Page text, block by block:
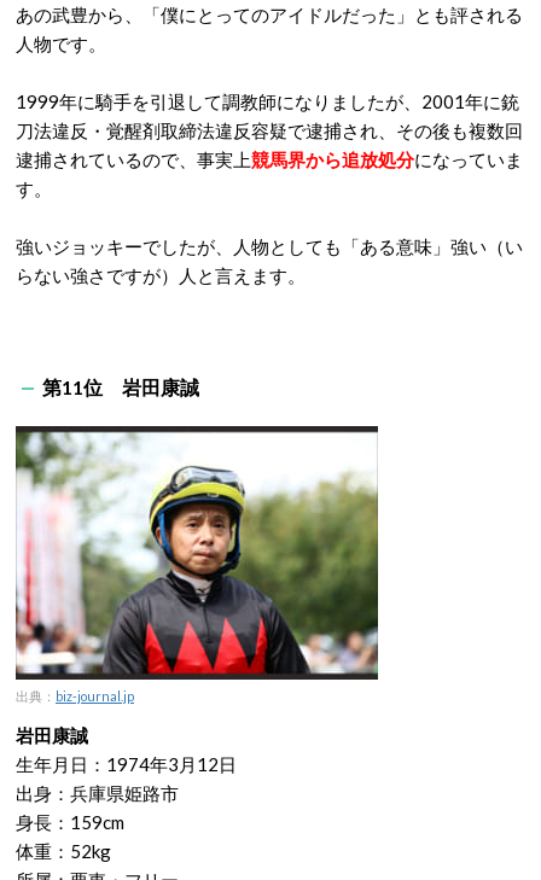
あの武豊から、「僕にとってのアイドルだった」とも評される
人物です。
1999年に騎手を引退して調教師になりましたが、2001年に銃
刀法違反・覚醒剤取締法違反容疑で逮捕され、その後も複数回
逮捕されているので、事実上競馬界から追放処分になっていま
す。
強いジョッキーでしたが、人物としても「ある意味」強い（い
らない強さですが）人と言えます。
第11位 岩田康誠
出典： biz-journal.jp
岩田康誠
生年月日：1974年3月12日
出身：兵庫県姫路市
身長：159cm
体重：52kg